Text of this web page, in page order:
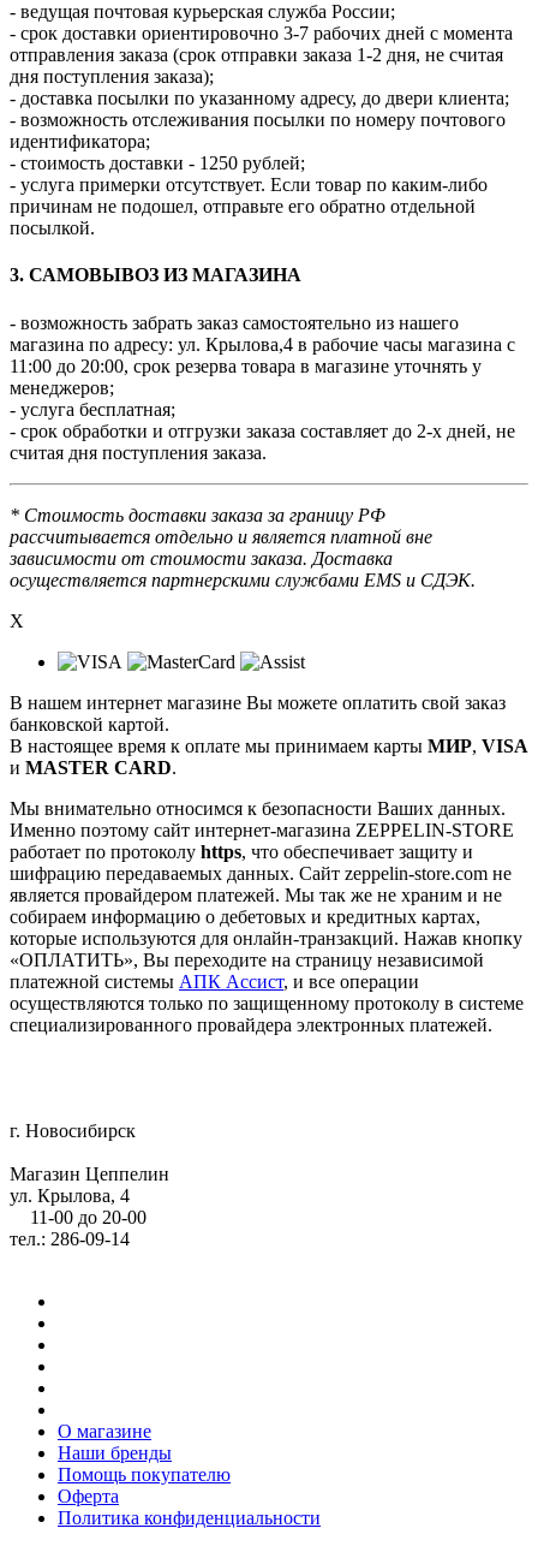
- ведущая почтовая курьерская служба России;
- срок доставки ориентировочно 3-7 рабочих дней с момента
отправления заказа (срок отправки заказа 1-2 дня, не считая
дня поступления заказа);
- доставка посылки по указанному адресу, до двери клиента;
- возможность отслеживания посылки по номеру почтового
идентификатора;
- стоимость доставки - 1250 рублей;
- услуга примерки отсутствует. Если товар по каким-либо
причинам не подошел, отправьте его обратно отдельной
посылкой.
3. САМОВЫВОЗ ИЗ МАГАЗИНА
- возможность забрать заказ самостоятельно из нашего
магазина по адресу: ул. Крылова,4 в рабочие часы магазина с
11:00 до 20:00, срок резерва товара в магазине уточнять у
менеджеров;
- услуга бесплатная;
- срок обработки и отгрузки заказа составляет до 2-х дней, не
считая дня поступления заказа.
* Стоимость доставки заказа за границу РФ
рассчитывается отдельно и является платной вне
зависимости от стоимости заказа. Доставка
осуществляется партнерскими службами EMS и СДЭК.
X
В нашем интернет магазине Вы можете оплатить свой заказ
банковской картой.
В настоящее время к оплате мы принимаем карты МИР, VISA
и MASTER CARD.
Мы внимательно относимся к безопасности Ваших данных.
Именно поэтому сайт интернет-магазина ZEPPELIN-STORE
работает по протоколу https, что обеспечивает защиту и
шифрацию передаваемых данных. Сайт zeppelin-store.com не
является провайдером платежей. Мы так же не храним и не
собираем информацию о дебетовых и кредитных картах,
которые используются для онлайн-транзакций. Нажав кнопку
«ОПЛАТИТЬ», Вы переходите на страницу независимой
платежной системы АПК Ассист, и все операции
осуществляются только по защищенному протоколу в системе
специализированного провайдера электронных платежей.
г. Новосибирск
Магазин Цеппелин
ул. Крылова, 4
11-00 до 20-00
тел.: 286-09-14
О магазине
Наши бренды
Помощь покупателю
Оферта
Политика конфиденциальности